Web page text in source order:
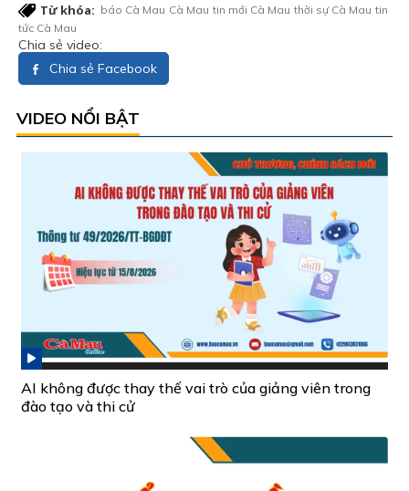
Từ khóa: báo Cà Mau Cà Mau tin mới Cà Mau thời sự Cà Mau tin
tức Cà Mau
Chia sẻ video:
Chia sẻ Facebook
VIDEO NỔI BẬT
AI không được thay thế vai trò của giảng viên trong
đào tạo và thi cử